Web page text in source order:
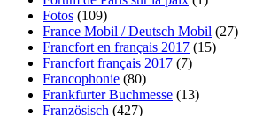
Fotos (109)
France Mobil / Deutsch Mobil (27)
Francfort en français 2017 (15)
Francfort français 2017 (7)
Francophonie (80)
Frankfurter Buchmesse (13)
Französisch (427)